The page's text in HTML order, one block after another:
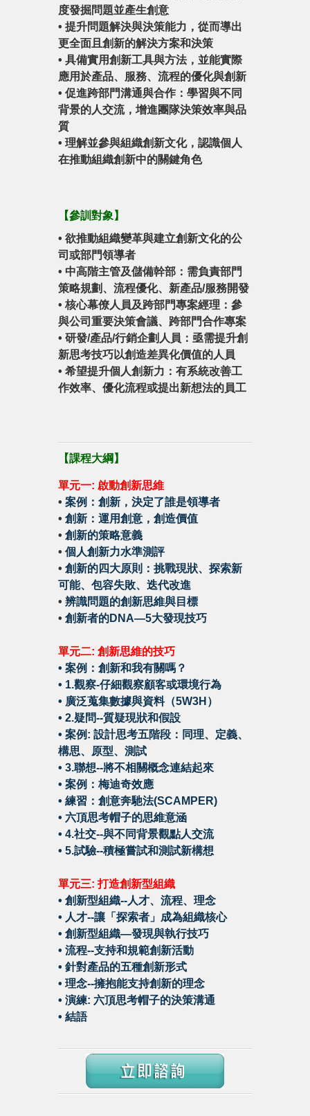
度發掘問題並產生創意
• 提升問題解決與決策能力，從而導出
更全面且創新的解決方案和決策
• 具備實用創新工具與方法，並能實際
應用於產品、服務、流程的優化與創新
• 促進跨部門溝通與合作：學習與不同
背景的人交流，增進團隊決策效率與品
質
• 理解並參與組織創新文化，認識個人
在推動組織創新中的關鍵角色
【參訓對象 】
• 欲推動組織變革與建立創新文化的公
司或部門領導者
• 中高階主管及儲備幹部：需負責部門
策略規劃、流程優化、新產品/服務開發
• 核心幕僚人員及跨部門專案經理：參
與公司重要決策會議、跨部門合作專案
• 研發/產品/行銷企劃人員：亟需提升創
新思考技巧以創造差異化價值的人員
• 希望提升個人創新力：有系統改善工
作效率、優化流程或提出新想法的員工
【課程大綱 】
單元一: 啟動創新思維
• 案例：創新，決定了誰是領導者
• 創新：運用創意，創造價值
• 創新的策略意義
• 個人創新力水準測評
• 創新的四大原則：挑戰現狀、探索新
可能、包容失敗、迭代改進
• 辨識問題的創新思維與目標
• 創新者的DNA—5大發現技巧
單元二: 創新思維的技巧
• 案例：創新和我有關嗎？
• 1.觀察-仔細觀察顧客或環境行為
• 廣泛蒐集數據與資料（5W3H）
• 2.疑問--質疑現狀和假設
• 案例: 設計思考五階段：同理、定義、
構思、原型、測試
• 3.聯想--將不相關概念連結起來
• 案例：梅迪奇效應
• 練習：創意奔馳法(SCAMPER)
• 六頂思考帽子的思維意涵
• 4.社交--與不同背景觀點人交流
• 5.試驗--積極嘗試和測試新構想
單元三: 打造創新型組織
• 創新型組織--人才、流程、理念
• 人才--讓「探索者」成為組織核心
• 創新型組織—發現與執行技巧
• 流程--支持和規範創新活動
• 針對產品的五種創新形式
• 理念--擁抱能支持創新的理念
• 演練: 六頂思考帽子的決策溝通
• 結語